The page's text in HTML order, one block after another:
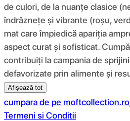
de culori, de la nuanțe clasice
îndrăznețe și vibrante (roșu,
mat care împiedică apariția
aspect curat și sofisticat.
contribuiți la campania de
defavorizate prin alimente și
Afișează tot
cumpara de pe
Termeni si Conditii